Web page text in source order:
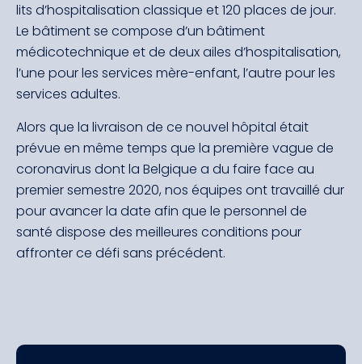
lits d’hospitalisation classique et 120 places de jour.
Le bâtiment se compose d’un bâtiment
médicotechnique et de deux ailes d’hospitalisation,
l’une pour les services mère-enfant, l’autre pour les
services adultes.
Alors que la livraison de ce nouvel hôpital était
prévue en même temps que la première vague de
coronavirus dont la Belgique a du faire face au
premier semestre 2020, nos équipes ont travaillé dur
pour avancer la date afin que le personnel de
santé dispose des meilleures conditions pour
affronter ce défi sans précédent.